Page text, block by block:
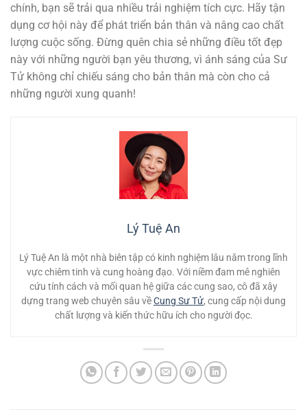
chính, bạn sẽ trải qua nhiều trải nghiệm tích cực. Hãy tận
dụng cơ hội này để phát triển bản thân và nâng cao chất
lượng cuộc sống. Đừng quên chia sẻ những điều tốt đẹp
này với những người bạn yêu thương, vì ánh sáng của Sư
Tử không chỉ chiếu sáng cho bản thân mà còn cho cả
những người xung quanh!
Lý Tuệ An
Lý Tuệ An là một nhà biên tập có kinh nghiệm lâu năm trong lĩnh
vực chiêm tinh và cung hoàng đạo. Với niềm đam mê nghiên
cứu tính cách và mối quan hệ giữa các cung sao, cô đã xây
dựng trang web chuyên sâu vềCung Sư Tử, cung cấp nội dung
chất lượng và kiến thức hữu ích cho người đọc.